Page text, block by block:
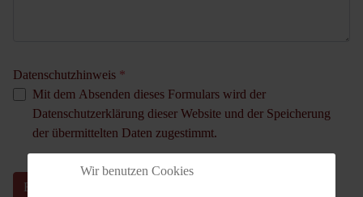
Datenschutzhinweis *
Mit dem Absenden dieses Formulars wird der
Datenschutzerklärung dieser Website und der Speicherung
der übermittelten Daten zugestimmt.
E-Mail senden
Wir benutzen Cookies